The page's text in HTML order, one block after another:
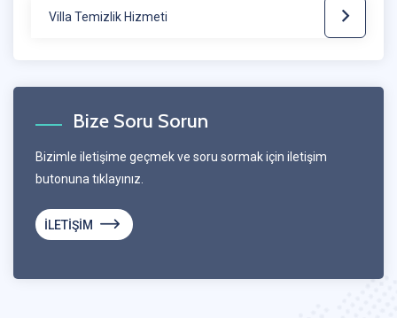
Villa Temizlik Hizmeti
Bize Soru Sorun
Bizimle iletişime geçmek ve soru sormak için iletişim
butonuna tıklayınız.
İLETİŞİM